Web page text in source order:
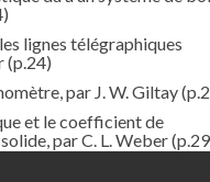
lignes télégraphiques
(p.24)
par J. W. Giltay
et le coefficient de
par C. L. Weber